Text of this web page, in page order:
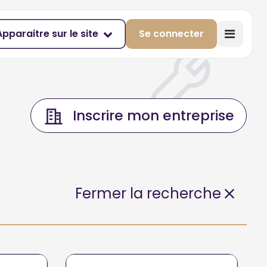
sur le site Se connecter
Inscrire mon entreprise
Fermer la recherche